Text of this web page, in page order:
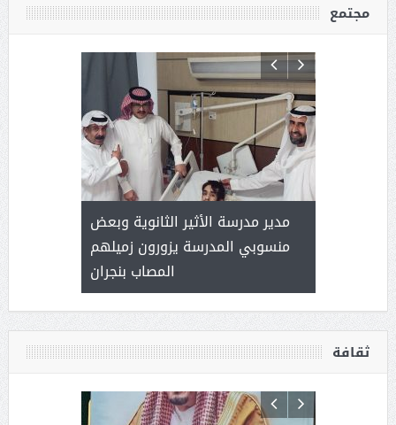
مجتمع
( محمد
مدير مدرسة الأثير الثانوية وبعض
منسوبي المدرسة يزورون زميلهم
المصاب بنجران
) .. ميراث
ثقافة